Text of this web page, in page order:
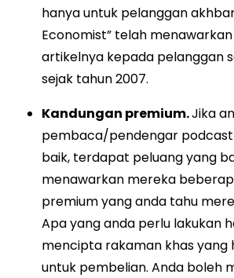
hanya untuk pelanggan
Economist” telah
artikelnya kepada pelanggan
sejak tahun 2007.
Kandungan premium.Jika
pembaca/pendengar
baik, terdapat peluang yang
menawarkan mereka
premium yang anda tahu
Apa yang anda perlu lakukan
mencipta rakaman khas yang
untuk pembelian. Anda boleh